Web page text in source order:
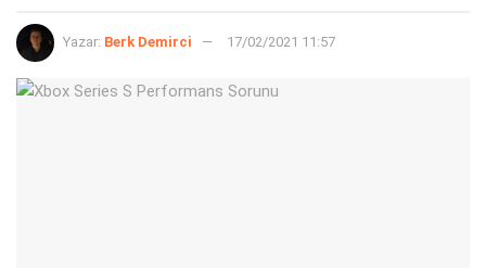
Yazar: Berk Demirci 17/02/2021 11:57